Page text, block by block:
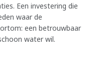
Een investering die
waar de
een betrouwbaar
water wil.